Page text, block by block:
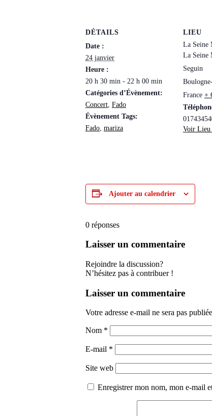
DÉTAILS
Date :
24 janvier
Heure :
20 h 30 min - 22 h 00 min
Catégories d’Évènement:
Concert, Fado
Évènement Tags:
Fado, mariza
LIEU
La Seine
La Seine
Seguin
France +
Voir Lieu
Ajouter au calendrier
0 réponses
Laisser un commentaire
Rejoindre la discussion?
N’hésitez pas à contribuer !
Laisser un commentaire
Votre adresse e-mail ne sera pas
Nom *
E-mail *
Site web
Enregistrer mon nom, mon e-mail